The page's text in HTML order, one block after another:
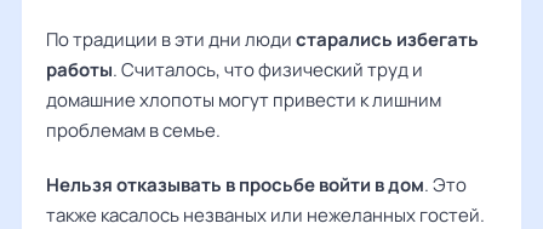
По традиции в эти дни людистарались избегать
работы. Считалось, что физический труд и
домашние хлопоты могут привести к лишним
проблемам в семье.
Нельзя отказывать в просьбе войти в дом. Это
также касалось незваных или нежеланных гостей.